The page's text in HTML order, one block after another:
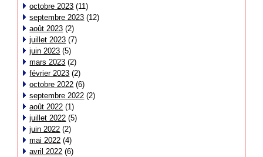
octobre 2023 (11)
septembre 2023 (12)
août 2023 (2)
juillet 2023 (7)
juin 2023 (5)
mars 2023 (2)
février 2023 (2)
octobre 2022 (6)
septembre 2022 (2)
août 2022 (1)
juillet 2022 (5)
juin 2022 (2)
mai 2022 (4)
avril 2022 (6)